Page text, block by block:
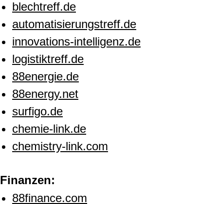
blechtreff.de
automatisierungstreff.de
innovations-intelligenz.de
logistiktreff.de
88energie.de
88energy.net
surfigo.de
chemie-link.de
chemistry-link.com
Finanzen:
88finance.com